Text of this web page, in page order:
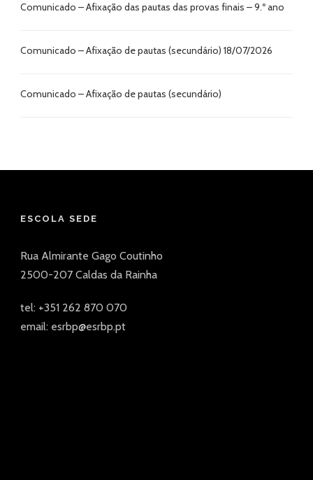
Comunicado – Afixação das pautas das provas finais – 9.º ano
Comunicado – Afixação de pautas (secundário) 18/07/2026
Comunicado – Afixação de pautas (secundário)
ESCOLA SEDE
Rua Almirante Gago Coutinho
2500-207 Caldas da Rainha
tel: +351 262 870 070
email: esrbp@esrbp.pt